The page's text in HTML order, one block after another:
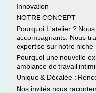
Innovation
NOTRE CONCEPT
Pourquoi L'atelier ?
accompagnants. Nous
expertise sur notre niche
Pourquoi une nouvelle
ambiance de travail
Unique & Décalée :
Nos invités nous